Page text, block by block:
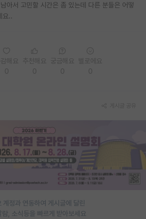
게시판
판
시판
아서 고민할 시간은 좀 있는데 다른 분들은 어떻
요..
계정과 연동하여 게시글에 달린
람, 소식등을 빠르게 받아보세요